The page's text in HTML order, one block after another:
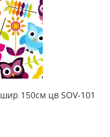
150см цв SOV-101